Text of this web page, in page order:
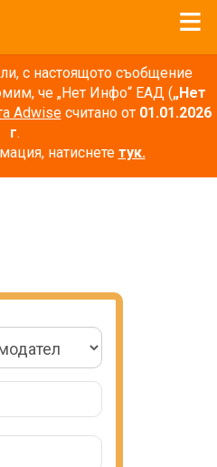
с настоящото съобщение
че „Нет Инфо“ ЕАД („Нет
Adwiseсчитано от 01.01.2026
г.
натиснете тук.